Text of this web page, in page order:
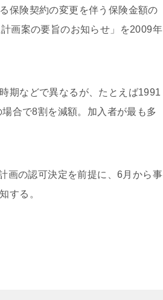
保険契約の変更を伴う保険金額の
画案の要旨のお知らせ」を2009年
期などで異なるが、たとえば1991
合で8割を減額。加入者が最も多
画の認可決定を前提に、6月から事
する。